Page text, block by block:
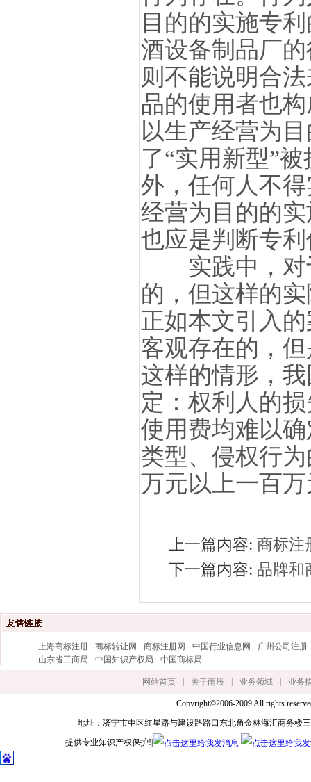
目的的实施专
酒设备制品厂
则不能说明合
品的使用者也
以生产经营为
了“实用新型”
外，任何人不
经营为目的的
也应是判断专
实践中，对
的，但这样的
正如本文引入
客观存在的，
这样的情形，
定：权利人的
使用费均难以
类型、侵权行
万元以上一百
上一篇内容: 商标注
下一篇内容: 品牌和
上海商标注册 商标转让网 商标注册网 中国行业信息网
广州公司注册
山东省工商局
中国知识产权局 中国商标局
网站首页 关于雨辰 业务领域 业务
Copyright©2006-2009 All rights
地址：济宁市中区红星路与建设路路口东北角金林海汇商务楼
提供专业知识产权保护!|